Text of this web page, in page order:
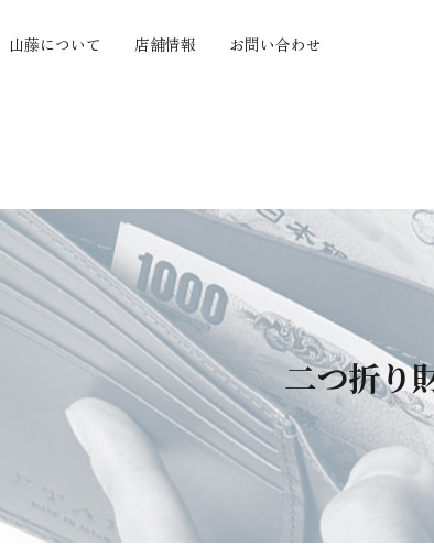
カードがたくさん入る
とにかく大容量
とにかく薄い
お札を折らずに収納
手のひらサイズ
使い方色々
手帳カバーセミオ
ダー
価格帯から探す
〜10,000円
10,001円〜
円
20,001円〜
円
30,001円〜
山藤について 店舗情報 お問い合わせ
二つ折り